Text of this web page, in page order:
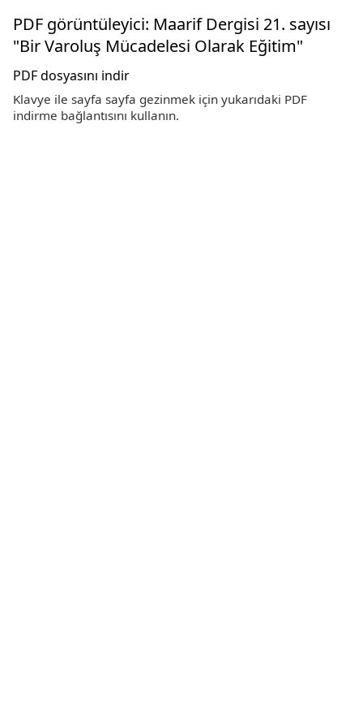
PDF görüntüleyici: Maarif Dergisi 21. sayısı
"Bir Varoluş Mücadelesi Olarak Eğitim"
PDF dosyasını indir
Klavye ile sayfa sayfa gezinmek için yukarıdaki PDF
indirme bağlantısını kullanın.